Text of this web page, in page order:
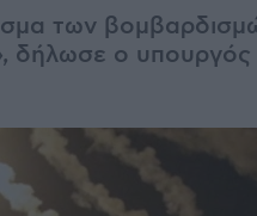
των
δήλωσε ο υπουργός